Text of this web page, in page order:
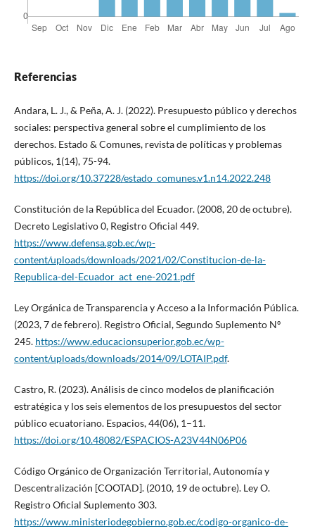
Referencias
Andara, L. J., & Peña, A. J. (2022). Presupuesto público y derechos
sociales: perspectiva general sobre el cumplimiento de los
derechos. Estado & Comunes, revista de políticas y problemas
públicos, 1(14), 75-94.
https://doi.org/10.37228/estado_comunes.v1.n14.2022.248
Constitución de la República del Ecuador. (2008, 20 de octubre).
Decreto Legislativo 0, Registro Oficial 449.
https://www.defensa.gob.ec/wp-
content/uploads/downloads/2021/02/Constitucion-de-la-
Republica-del-Ecuador_act_ene-2021.pdf
Ley Orgánica de Transparencia y Acceso a la Información Pública.
(2023, 7 de febrero). Registro Oficial, Segundo Suplemento Nº
245. https://www.educacionsuperior.gob.ec/wp-
content/uploads/downloads/2014/09/LOTAIP.pdf.
Castro, R. (2023). Análisis de cinco modelos de planificación
estratégica y los seis elementos de los presupuestos del sector
público ecuatoriano. Espacios, 44(06), 1–11.
https://doi.org/10.48082/ESPACIOS-A23V44N06P06
Código Orgánico de Organización Territorial, Autonomía y
Descentralización [COOTAD]. (2010, 19 de octubre). Ley O.
Registro Oficial Suplemento 303.
https://www.ministeriodegobierno.gob.ec/codigo-organico-de-